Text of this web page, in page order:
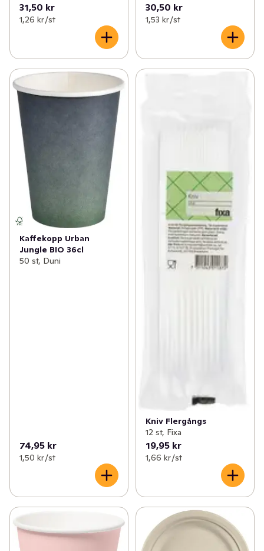
31,50 kr
1,26 kr /st
30,50 kr
1,53 kr /st
Kaffekopp Urban
Jungle BIO 36cl
50 st, Duni
74,95 kr
1,50 kr /st
Kniv Flergångs
12 st, Fixa
19,95 kr
1,66 kr /st